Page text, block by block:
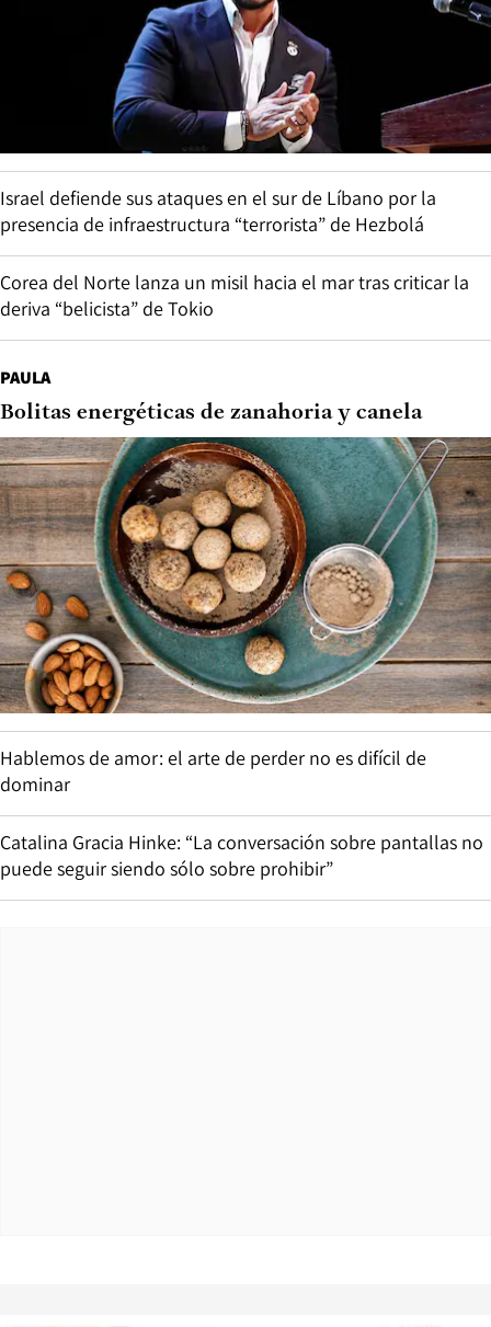
Israel defiende sus ataques en el sur de Líbano por la
presencia de infraestructura “terrorista” de Hezbolá
Corea del Norte lanza un misil hacia el mar tras criticar la
deriva “belicista” de Tokio
PAULA
Bolitas energéticas de zanahoria y canela
Hablemos de amor: el arte de perder no es difícil de
dominar
Catalina Gracia Hinke: “La conversación sobre pantallas no
puede seguir siendo sólo sobre prohibir”